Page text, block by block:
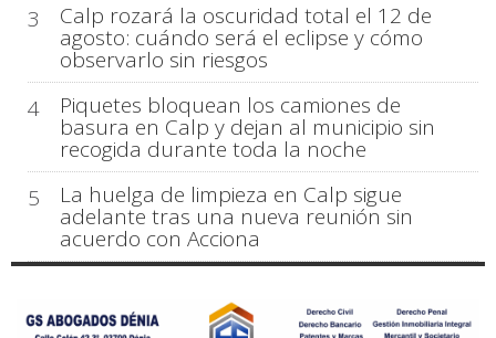
3
Calp rozará la oscuridad total el 12 de
agosto: cuándo será el eclipse y cómo
observarlo sin riesgos
4
Piquetes bloquean los camiones de
basura en Calp y dejan al municipio sin
recogida durante toda la noche
5
La huelga de limpieza en Calp sigue
adelante tras una nueva reunión sin
acuerdo con Acciona